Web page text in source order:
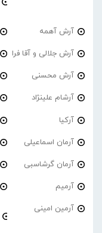
آرش آهمه
آرش جلالی و آقا فرا
آرش محسنی
آرشام علینژاد
آرکیا
آرمان اسماعیلی
آرمان گرشاسبی
آرمیم
آرمین امینی